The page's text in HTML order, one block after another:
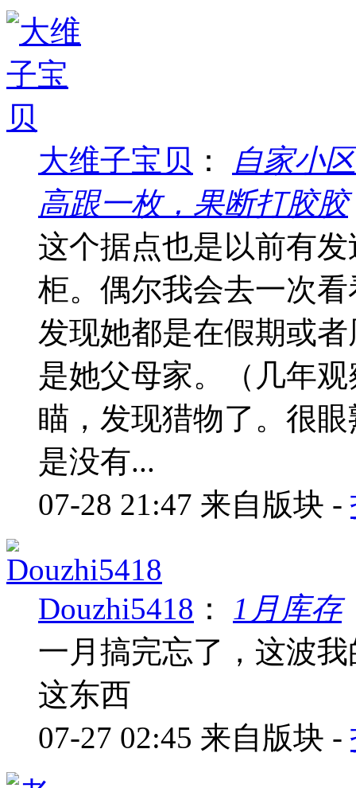
大维子宝贝 ：
自家小
高跟一枚，果断打胶胶
这个据点也是以前有
柜。偶尔我会去一次
发现她都是在假期或
是她父母家。（几年
瞄，发现猎物了。很
是没有...
07-28 21:47 来自版块 -
Douzhi5418 ： 1月库存
一月搞完忘了，这波
这东西
07-27 02:45 来自版块 -